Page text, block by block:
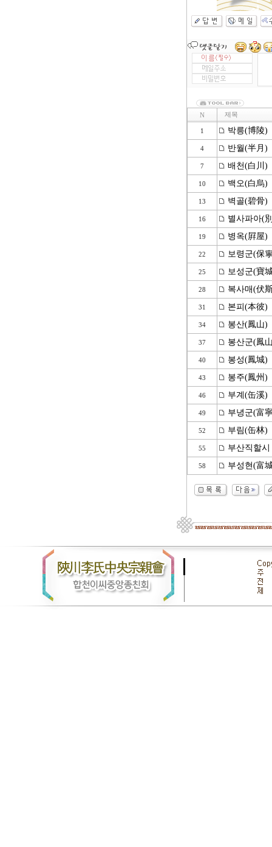
N 제목
1 박릉(博陵)
4 반월(半月)
7 배천(白川)
10 백오(白烏)
13 벽골(碧骨)
16 별사파아(
19 병옥(屛屋)
22 보령군(保
25 보성군(寶
28 복사매(伏
31 본피(本彼)
34 봉산(鳳山)
37 봉산군(鳳
40 봉성(鳳城)
43 봉주(鳳州)
46 부계(缶溪)
49 부녕군(富
52 부림(缶林)
55 부산직할시
58 부성현(富